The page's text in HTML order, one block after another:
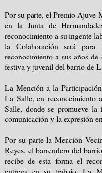
Por su parte, el Premio Ajuve
en la Junta de
reconocimiento a su ingente
la Colaboración será para
reconocimiento a sus años
festiva y juvenil del barrio de
La Mención a la
La Salle, en reconocimiento
Salle, donde se promueve
comunicación y la expresión
Por su parte la Mención
Reyes, el barrendero del
recibe de esta forma el
entrega en su trabajo. La